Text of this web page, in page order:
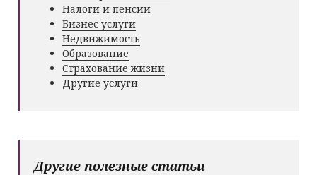
Налоги и пенсии
Бизнес услуги
Недвижимость
Образование
Страхование жизни
Другие услуги
Другие полезные статьи